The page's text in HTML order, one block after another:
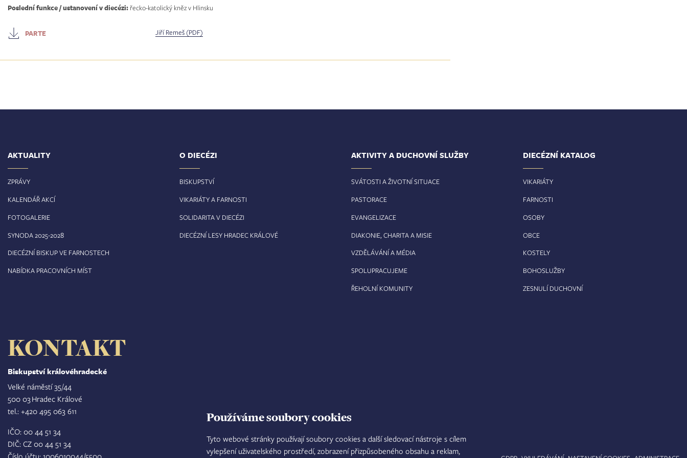
Používáme soubory cookies
Tyto webové stránky používají soubory cookies a další sledovací nástroje s cílem
vylepšení uživatelského prostředí, zobrazení přizpůsobeného obsahu a reklam,
Poslední funkce / ustanovení v diecézi: řecko-katolický kněz v Hlinsku
PARTE Jiří Remeš (PDF)
AKTUALITY
ZPRÁVY
KALENDÁŘ AKCÍ
FOTOGALERIE
SYNODA 2025-2028
DIECÉZNÍ BISKUP VE FARNOSTECH
NABÍDKA PRACOVNÍCH MÍST
O DIECÉZI
BISKUPSTVÍ
VIKARIÁTY A FARNOSTI
SOLIDARITA V DIECÉZI
DIECÉZNÍ LESY HRADEC KRÁLOVÉ
AKTIVITY A DUCHOVNÍ SLUŽBY
SVÁTOSTI A ŽIVOTNÍ SITUACE
PASTORACE
EVANGELIZACE
DIAKONIE, CHARITA A MISIE
VZDĚLÁVÁNÍ A MÉDIA
SPOLUPRACUJEME
ŘEHOLNÍ KOMUNITY
DIECÉZNÍ KATALOG
VIKARIÁTY
FARNOSTI
OSOBY
OBCE
KOSTELY
BOHOSLUŽBY
ZESNULÍ DUCHOVNÍ
KONTAKT
Biskupství královéhradecké
Velké náměstí 35/44
500 03 Hradec Králové
tel.: +420 495 063 611
IČO: 00 44 51 34
DIČ: CZ 00 44 51 34
Číslo účtu: 1006010044/5500